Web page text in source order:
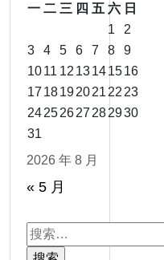
2026 年 8 月
一 二 三 四 五 六 日
1
2
3
4 5 6 7 8
9
1011 12 13141516
17 18192021 22 23
24252627 282930
31
« 5 月
搜
索：